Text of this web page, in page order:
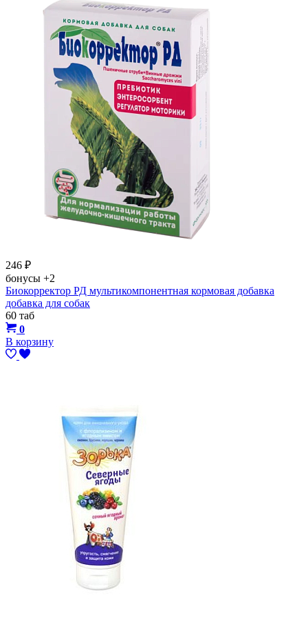
246 ₽
бонусы +2
Биокорректор РД мультикомпонентная кормовая добавка
добавка для собак
60 таб
0
В корзину